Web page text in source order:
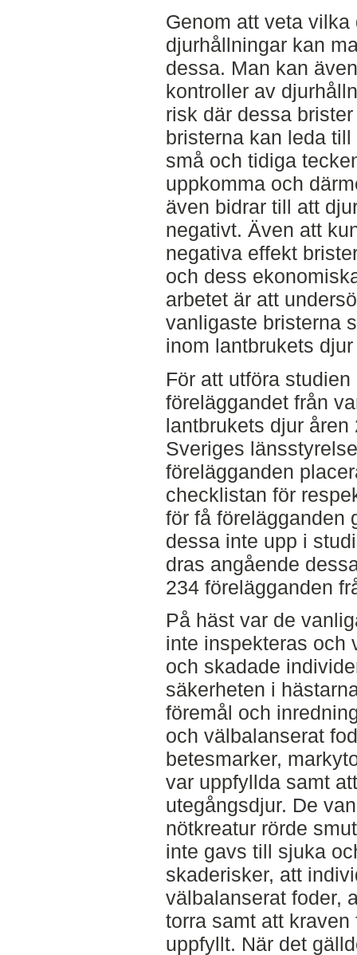
Genom att veta
djurhållningar kan
dessa. Man kan
kontroller av
risk där dessa
bristerna kan leda
små och tidiga
uppkomma och
även bidrar till att
negativt. Även att
negativa effekt
och dess
arbetet är att
vanligaste bristerna
inom lantbrukets
För att utföra
föreläggandet från
lantbrukets djur
Sveriges
förelägganden
checklistan för
för få förelägganden
dessa inte upp i
dras angående
234 förelägganden
På häst var de
inte inspekteras och
och skadade
säkerheten i
föremål och
och välbalanserat
betesmarker,
var uppfyllda samt
utegångsdjur. De
nötkreatur rörde
inte gavs till sjuka
skaderisker, att
välbalanserat foder,
torra samt att
uppfyllt. När det